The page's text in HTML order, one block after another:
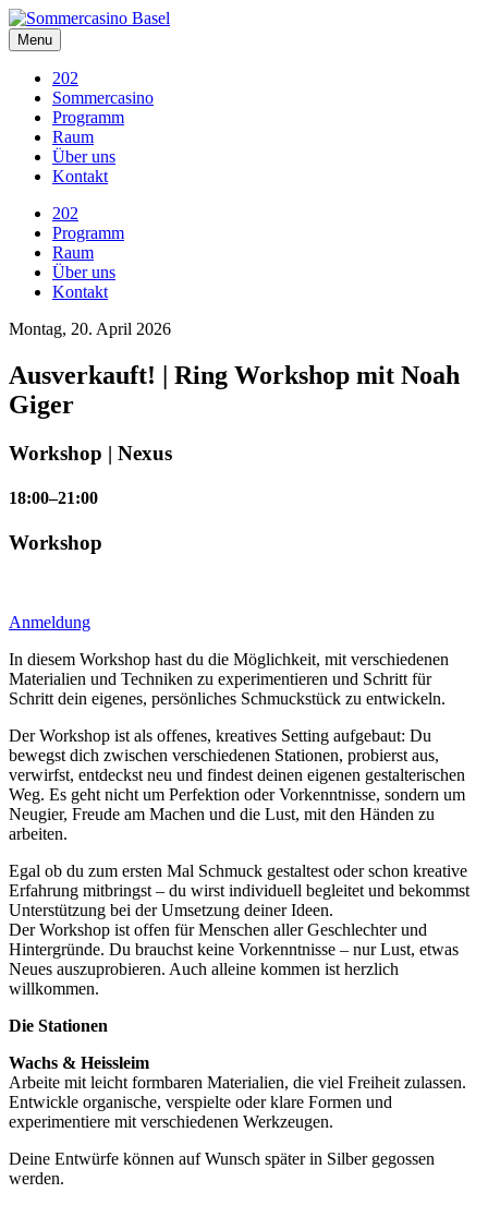
Skip
to
content
Menu
202
Sommercasino
Programm
Raum
Über uns
Kontakt
202
Programm
Raum
Über uns
Kontakt
Montag, 20. April 2026
Ausverkauft! | Ring Workshop mit Noah
Giger
Workshop | Nexus
18:00–21:00
Workshop
Anmeldung
In diesem Workshop hast du die Möglichkeit, mit verschiedenen
Materialien und Techniken zu experimentieren und Schritt für
Schritt dein eigenes, persönliches Schmuckstück zu entwickeln.
Der Workshop ist als offenes, kreatives Setting aufgebaut: Du
bewegst dich zwischen verschiedenen Stationen, probierst aus,
verwirfst, entdeckst neu und findest deinen eigenen gestalterischen
Weg. Es geht nicht um Perfektion oder Vorkenntnisse, sondern um
Neugier, Freude am Machen und die Lust, mit den Händen zu
arbeiten.
Egal ob du zum ersten Mal Schmuck gestaltest oder schon kreative
Erfahrung mitbringst – du wirst individuell begleitet und bekommst
Unterstützung bei der Umsetzung deiner Ideen.
Der Workshop ist offen für Menschen aller Geschlechter und
Hintergründe. Du brauchst keine Vorkenntnisse – nur Lust, etwas
Neues auszuprobieren. Auch alleine kommen ist herzlich
willkommen.
Die Stationen
Wachs & Heissleim
Arbeite mit leicht formbaren Materialien, die viel Freiheit zulassen.
Entwickle organische, verspielte oder klare Formen und
experimentiere mit verschiedenen Werkzeugen.
Deine Entwürfe können auf Wunsch später in Silber gegossen
werden.